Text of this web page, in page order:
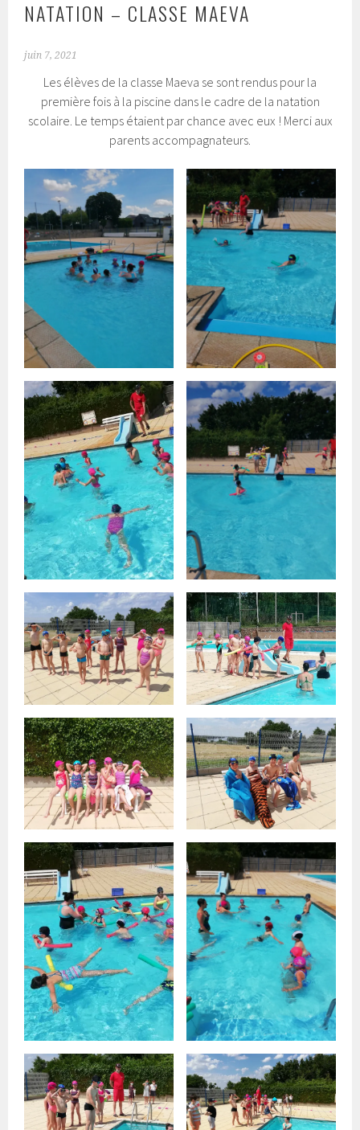
NATATION – CLASSE MAEVA
juin 7, 2021
Les élèves de la classe Maeva se sont rendus pour la
première fois à la piscine dans le cadre de la natation
scolaire. Le temps étaient par chance avec eux ! Merci aux
parents accompagnateurs.